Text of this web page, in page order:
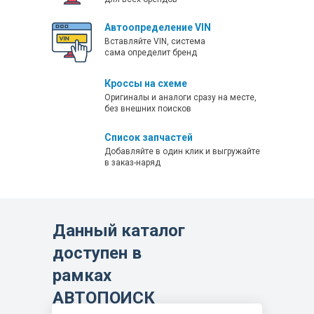
ALPHA B550001
Hidromek Backhoe Loader HMK 102B
ALPHA B570001
Hidromek Backhoe Loader HMK 102B
Hidromek Backhoe Loader HMK 102B
SUPRA B470001
Hidromek Backhoe Loader HMK 102B
SUPRA HMK 102B
Hidromek Backhoe Loader HMK 102S
ALPHA S090001
Список запчастей
Добавляйте в один клик и выгружайте
в заказ-наряд
Кроссы на схеме
Оригиналы и аналоги сразу на месте,
без внешних поисков
Автоопределение VIN
Вставляйте VIN, система
сама определит бренд
Данный каталог
доступен в
рамках
АВТОПОИСК